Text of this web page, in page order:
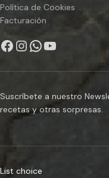
Política de Cookies
Facturación
Suscríbete a nuestro
recetas y otras sorpresas.
List choice